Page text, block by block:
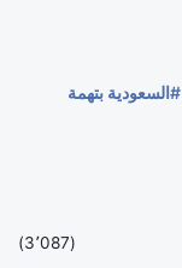
بتهمة
(3٬087)